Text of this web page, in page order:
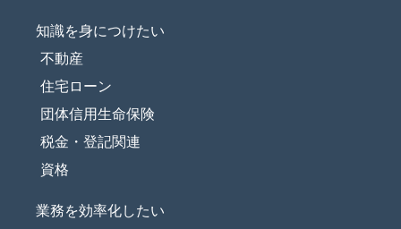
知識を身につけたい
不動産
住宅ローン
団体信用生命保険
税金・登記関連
資格
業務を効率化したい